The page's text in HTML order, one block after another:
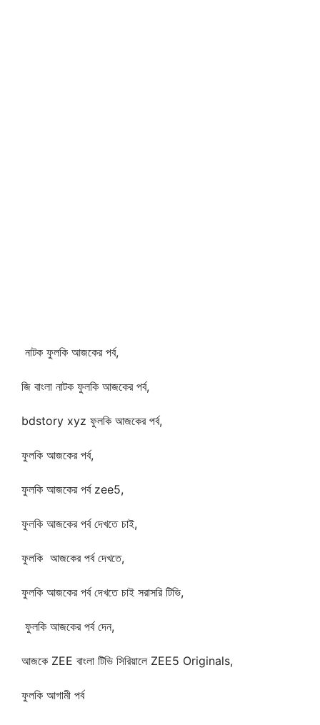
নাটক ফুলকি আজকের পর্ব,
জি বাংলা নাটক ফুলকি আজকের পর্ব,
bdstory xyz ফুলকি আজকের পর্ব,
ফুলকি আজকের পর্ব,
ফুলকি আজকের পর্ব zee5,
ফুলকি আজকের পর্ব দেখতে চাই,
ফুলকি আজকের পর্ব দেখতে,
ফুলকি আজকের পর্ব দেখতে চাই সরাসরি টিভি,
ফুলকি আজকের পর্ব দেন,
আজকে ZEE বাংলা টিভি সিরিয়ালে ZEE5 Originals,
ফুলকি আগামী পর্ব